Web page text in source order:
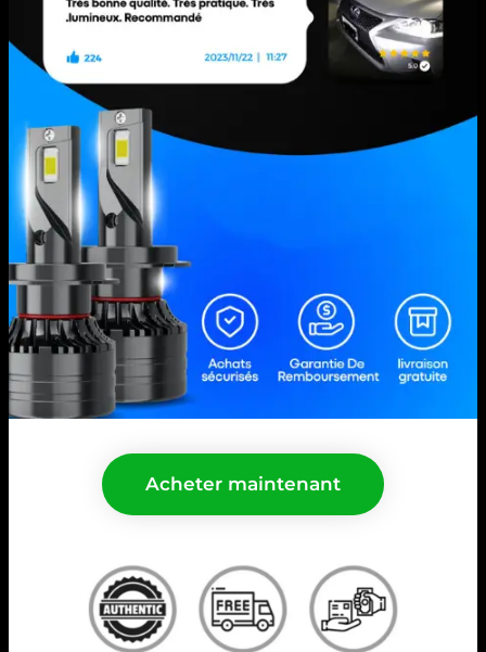
Acheter maintenant